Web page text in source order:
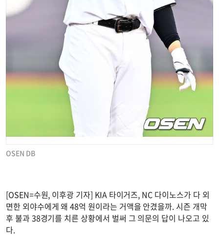
OSEN DB
[OSEN=수원, 이후광 기자] KIA 타이거즈, NC 다이노스가 다 외
면한 외야수에게 왜 48억 원이라는 거액을 안겼을까. 시즌 개막
후 불과 38경기를 치른 상황에서 벌써 그 의문의 답이 나오고 있
다.